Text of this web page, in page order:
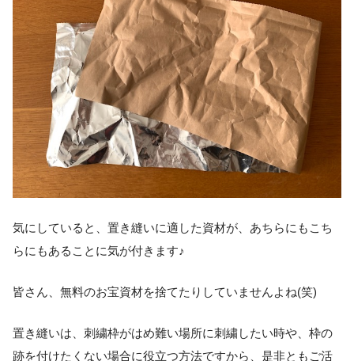
気にしていると、置き縫いに適した資材が、あちらにもこち
らにもあることに気が付きます♪
皆さん、無料のお宝資材を捨てたりしていませんよね(笑)
置き縫いは、刺繍枠がはめ難い場所に刺繍したい時や、枠の
跡を付けたくない場合に役立つ方法ですから、是非ともご活